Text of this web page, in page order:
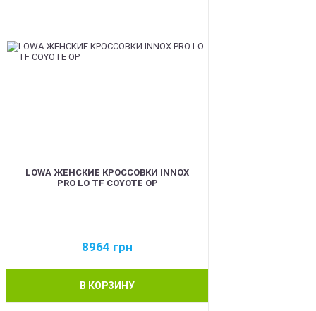
LOWA ЖЕНСКИЕ КРОССОВКИ INNOX
PRO LO TF COYOTE OP
8964 грн
В КОРЗИНУ